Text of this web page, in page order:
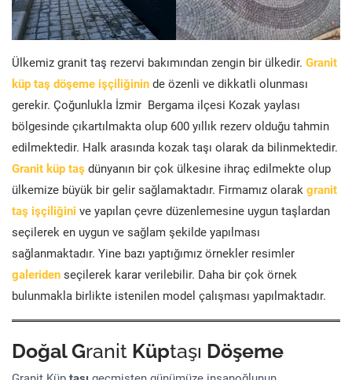
Ülkemiz granit taş rezervi bakımından zengin bir ülkedir. Granit
küp taş döşeme işçiliğinin de özenli ve dikkatli olunması
gerekir. Çoğunlukla İzmir Bergama ilçesi Kozak yaylası
bölgesinde çıkartılmakta olup 600 yıllık rezerv olduğu tahmin
edilmektedir. Halk arasında kozak taşı olarak da bilinmektedir.
Granit küp taş dünyanın bir çok ülkesine ihraç edilmekte olup
ülkemize büyük bir gelir sağlamaktadır. Firmamız olarak granit
taş işçiliğini ve yapılan çevre düzenlemesine uygun taşlardan
seçilerek en uygun ve sağlam şekilde yapılması
sağlanmaktadır. Yine bazı yaptığımız örnekler resimler
galeriden seçilerek karar verilebilir. Daha bir çok örnek
bulunmakla birlikte istenilen model çalışması yapılmaktadır.
Doğal Granit Küptaşı Döşeme